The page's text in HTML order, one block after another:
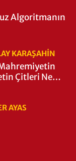
Algoritmanın
KARAŞAHİN
Çitleri Ne
AYAS